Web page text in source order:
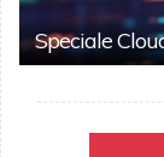
Speciale